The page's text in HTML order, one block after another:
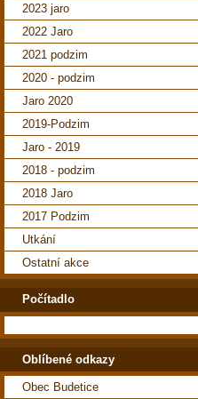
2023 jaro
2022 Jaro
2021 podzim
2020 - podzim
Jaro 2020
2019-Podzim
Jaro - 2019
2018 - podzim
2018 Jaro
2017 Podzim
Utkání
Ostatní akce
Počítadlo
Oblíbené odkazy
Obec Budetice